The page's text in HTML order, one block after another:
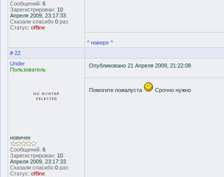
Сообщений: 6
Зарегистрирован: 10
Апреля 2009, 23:17:33
Сказали спасибо 0 раз
Статус: offline
^ наверх ^
# 22
Under
Пользователь
новичек
Сообщений: 6
Зарегистрирован: 10
Апреля 2009, 23:17:33
Сказали спасибо 0 раз
Статус: offline
Опубликовано 21 Апреля 2009, 21:22:08
Помогите пожалуста Срочно нужно